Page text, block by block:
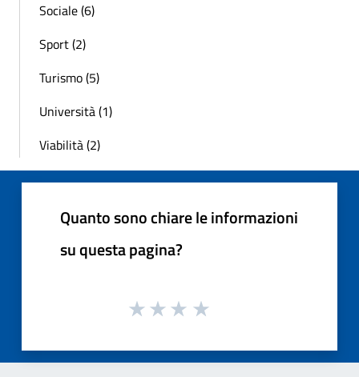
Sociale (6)
Sport (2)
Turismo (5)
Università (1)
Viabilità (2)
Quanto sono chiare le informazioni
su questa pagina?